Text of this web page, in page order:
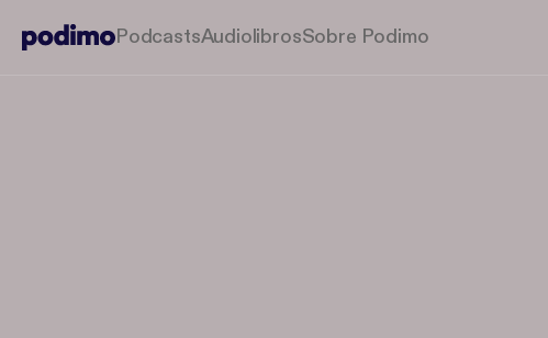
PodcastsAudiolibrosSobre Podimo